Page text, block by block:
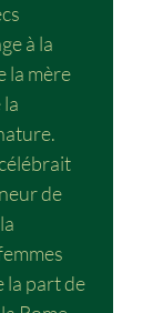
à la
la mère
de
la part de